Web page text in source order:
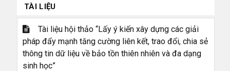
TÀI LIỆU
Tài liệu hội thảo “Lấy ý kiến xây dựng các giải
pháp đẩy mạnh tăng cường liên kết, trao đổi, chia sẻ
thông tin dữ liệu về bảo tồn thiên nhiên và đa dạng
sinh học”